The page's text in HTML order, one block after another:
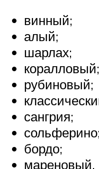
винный;
алый;
шарлах;
коралловый;
рубиновый;
сангрия;
бордо;
мареновый.